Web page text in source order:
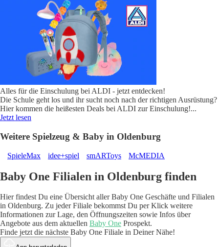
Alles für die Einschulung bei ALDI - jetzt entdecken!
Die Schule geht los und ihr sucht noch nach der richtigen Ausrüstung?
Hier kommen die heißesten Deals bei ALDI zur Einschulung!...
Jetzt lesen
Weitere Spielzeug & Baby in Oldenburg
SpieleMax idee+spiel smARToys McMEDIA
Baby One Filialen in Oldenburg finden
Hier findest Du eine Übersicht aller Baby One Geschäfte und Filialen
in Oldenburg. Zu jeder Filiale bekommst Du per Klick weitere
Informationen zur Lage, den Öffnungszeiten sowie Infos über
Angebote aus dem aktuellen Baby One Prospekt.
Finde jetzt die nächste Baby One Filiale in Deiner Nähe!